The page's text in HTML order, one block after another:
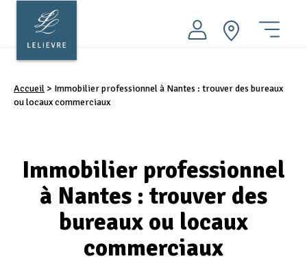
principalACHETER
VENDRE
AMO INGÉNIERIE
Nos conseils
Accueil > Immobilier professionnel à Nantes : trouver des bureaux
ou locaux commerciaux
Immobilier professionnel
à Nantes : trouver des
bureaux ou locaux
commerciaux